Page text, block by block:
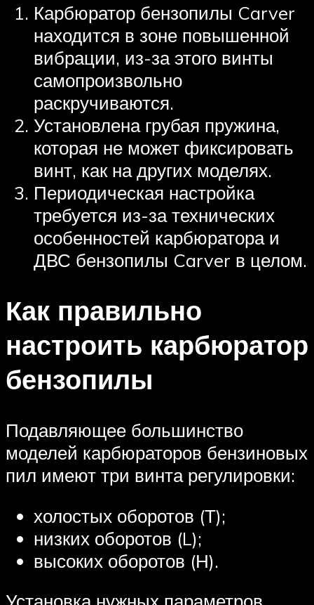
Карбюратор бензопилы Carver
находится в зоне повышенной
вибрации, из-за этого винты
самопроизвольно
раскручиваются.
Установлена грубая пружина,
которая не может фиксировать
винт, как на других моделях.
Периодическая настройка
требуется из-за технических
особенностей карбюратора и
ДВС бензопилы Carver в целом.
Как правильно
настроить карбюратор
бензопилы
Подавляющее большинство
моделей карбюраторов бензиновых
пил имеют три винта регулировки:
холостых оборотов (Т);
низких оборотов (L);
высоких оборотов (Н).